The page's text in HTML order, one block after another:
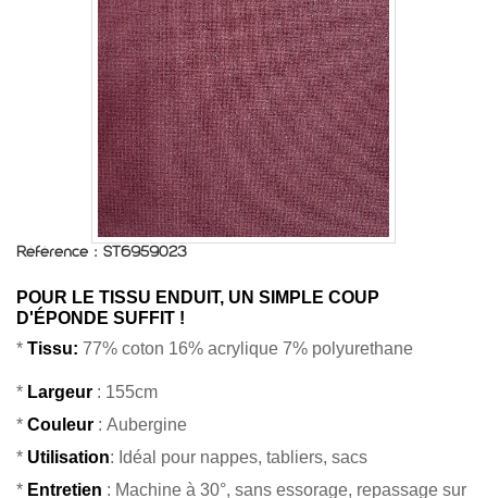
Référence : ST6959023
POUR LE TISSU ENDUIT, UN SIMPLE COUP
D'ÉPONDE SUFFIT !
* Tissu: 77% coton 16% acrylique 7% polyurethane
* Largeur : 155cm
* Couleur : Aubergine
* Utilisation: Idéal pour nappes, tabliers, sacs
* Entretien : Machine à 30°, sans essorage, repassage sur